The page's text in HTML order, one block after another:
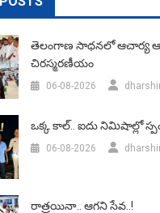
తెలంగాణ సాధనలో ఆచార్య
చిరస్మరణీయం
06-08-2026
ఒక్క కాల్.. ఐదు నిమిషాల్లో
06-08-2026
రాత్రయినా.. ఆగని సేవ..!